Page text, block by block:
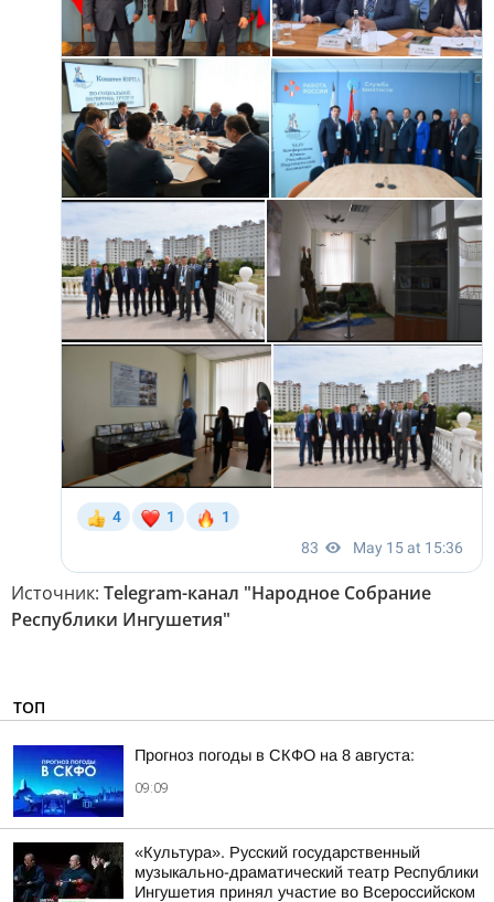
Источник: Telegram-канал "Народное Собрание
Республики Ингушетия"
ТОП
Прогноз погоды в СКФО на 8 августа:
09:09
«Культура». Русский государственный
музыкально-драматический театр Республики
Ингушетия принял участие во Всероссийском